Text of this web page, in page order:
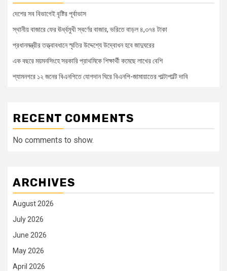
দেশের সব বিভাগেই বৃষ্টির পূর্বাভাস
স্থানীয় বাজারে ফের ঊর্ধ্বমুখী স্বর্ণের বাজার, ভরিতে বাড়ল ৪,৩৭৪ টাকা
প্রধানমন্ত্রীর তত্ত্বাবধানে স্মৃতির উদ্দেশ্যে উদ্বোধন হবে জাদুঘরের
এক বছরে ময়মনসিংহে সরকারি প্রাথমিকে শিক্ষার্থী কমেছে লাখের বেশি
শ্যামনগরে ১২ জনের বিএনপিতে যোগদান ঘিরে বিএনপি-জামায়াতের পাল্টাপাল্টি দাবি
RECENT COMMENTS
No comments to show.
ARCHIVES
August 2026
July 2026
June 2026
May 2026
April 2026